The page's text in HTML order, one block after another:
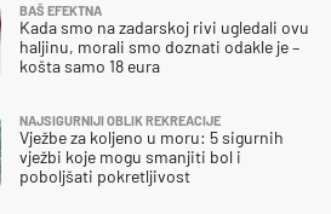
BAŠ EFEKTNA
Kada smo na zadarskoj rivi ugledali ovu
haljinu, morali smo doznati odakle je –
košta samo 18 eura
NAJSIGURNIJI OBLIK REKREACIJE
Vježbe za koljeno u moru: 5 sigurnih
vježbi koje mogu smanjiti bol i
poboljšati pokretljivost